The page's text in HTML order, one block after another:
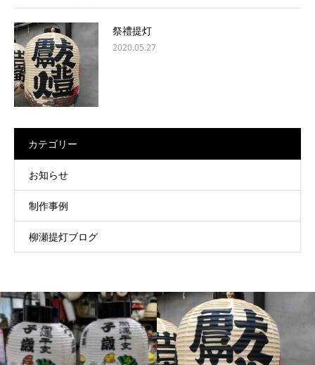
祭禮提灯
2020.05.27
カテゴリー
お知らせ
制作事例
柳瀬提灯ブログ